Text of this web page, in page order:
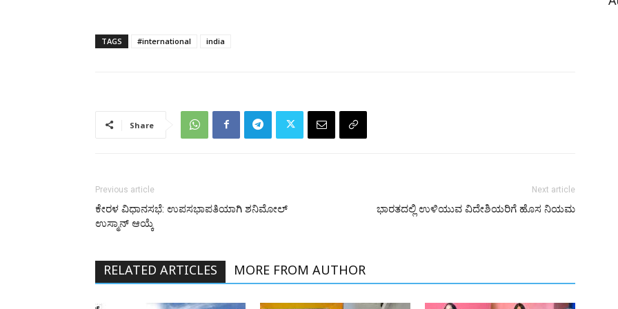
TAGS #international india
Share
Previous article
ಕೇರಳ ವಿಧಾನಸಭೆ: ಉಪಸಭಾಪತಿಯಾಗಿ ಶನಿಮೋಲ್
ಉಸ್ಮಾನ್ ಆಯ್ಕೆ
Next article
ಭಾರತದಲ್ಲಿ ಉಳಿಯುವ ವಿದೇಶಿಯರಿಗೆ ಹೊಸ ನಿಯಮ
RELATED ARTICLES MORE FROM AUTHOR